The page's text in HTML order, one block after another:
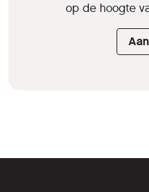
op de hoogte